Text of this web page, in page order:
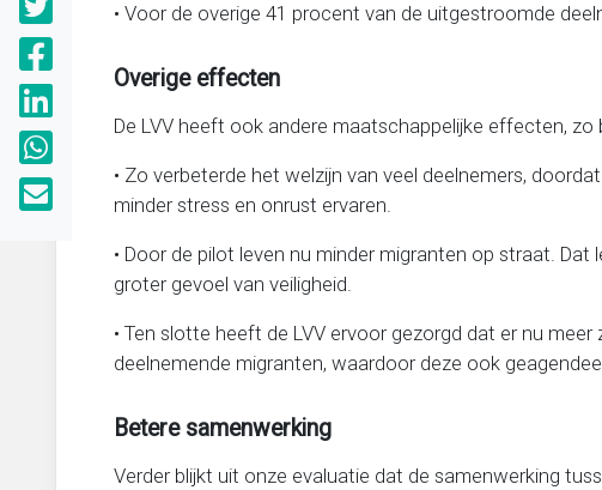
• Voor de overige 41 procent van de uitgestroomde
Overige effecten
De LVV heeft ook andere maatschappelijke effecten, zo
• Zo verbeterde het welzijn van veel deelnemers,
minder stress en onrust ervaren.
• Door de pilot leven nu minder migranten op straat.
groter gevoel van veiligheid.
• Ten slotte heeft de LVV ervoor gezorgd dat er nu
deelnemende migranten, waardoor deze ook
Betere samenwerking
Verder blijkt uit onze evaluatie dat de samenwerking